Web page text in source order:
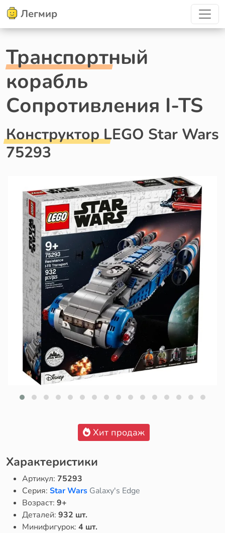
Легмир
Транспортный
корабль
Сопротивления I-TS
Конструктор LEGO Star Wars
75293
Хит продаж
Характеристики
Артикул: 75293
Серия: Star Wars Galaxy's Edge
Возраст: 9+
Деталей: 932 шт.
Минифигурок: 4 шт.